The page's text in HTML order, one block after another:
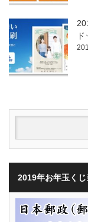
2019年お年玉く